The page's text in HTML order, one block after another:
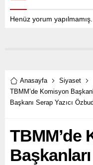
Henüz yorum yapılmamış.
Anasayfa
Siyaset
TBMM’de Komisyon
Başkanı Serap Yazıcı
TBMM’de